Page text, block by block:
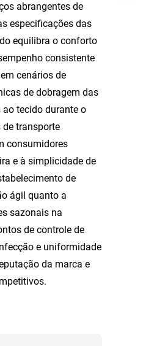
abrangentes de
especificações das
equilibra o conforto
consistente
cenários de
de dobragem das
tecido durante o
transporte
consumidores
e à simplicidade de
de
ágil quanto a
sazonais na
de controle de
e uniformidade
da marca e